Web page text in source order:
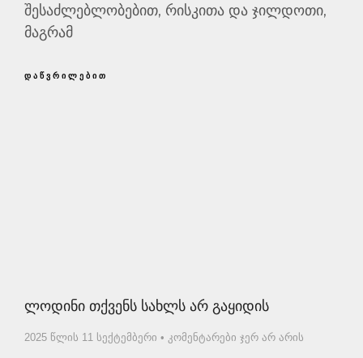
შესაძლებლობებით, რისკითა და ჯილდოთი,
მაგრამ
ᲓᲐᲬᲕᲠᲘᲚᲔᲑᲘᲗ
Ლოდინი Თქვენს Სახლს Არ Გაყიდის
2025 წლის 11 სექტემბერი კომენტარები ჯერ არ არის